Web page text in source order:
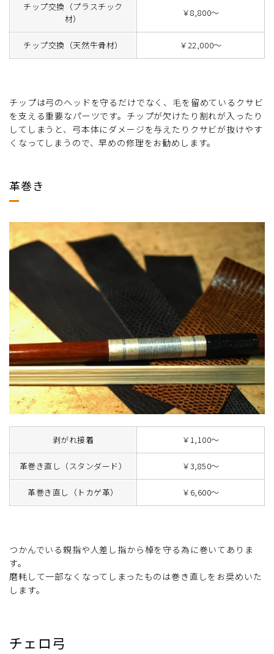
チップ交換（プラスチック
材）
￥8,800～
チップ交換（天然牛骨材） ￥22,000～
チップは弓のヘッドを守るだけでなく、毛を留めているクサビ
を支える重要なパーツです。チップが欠けたり割れが入ったり
してしまうと、弓本体にダメージを与えたりクサビが抜けやす
くなってしまうので、早めの修理をお勧めします。
革巻き
剥がれ接着 ￥1,100～
革巻き直し（スタンダード） ￥3,850～
革巻き直し（トカゲ革） ￥6,600～
つかんでいる親指や人差し指から棹を守る為に巻いてありま
す。
磨耗して一部なくなってしまったものは巻き直しをお奨めいた
します。
チェロ弓